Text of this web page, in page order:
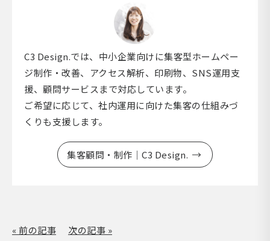
C3 Design.では、中小企業向けに集客型ホームペー
ジ制作・改善、アクセス解析、印刷物、SNS運用支
援、顧問サービスまで対応しています。
ご希望に応じて、社内運用に向けた集客の仕組みづ
くりも支援します。
集客顧問・制作｜C3 Design.
« 前の記事 次の記事 »